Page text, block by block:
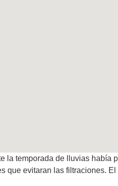
la temporada de lluvias había
que evitaran las filtraciones.